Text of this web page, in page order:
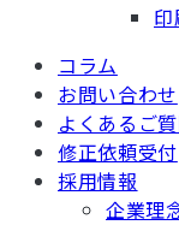
コラム
お問い合わせ
よくあるご
修正依頼受付
採用情報
企業理